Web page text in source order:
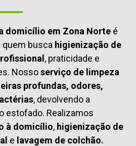
domicílio em Zona Norte é
quem busca higienização de
, praticidade e
Nossoserviço de limpeza
profundas, odores,
, devolvendo a
estofado. Realizamos
à domicílio, higienização de
e lavagem de colchão.